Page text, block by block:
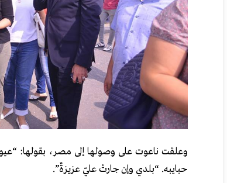
وعلقت ناعوت على وصولها إلى مصر، بقولها:
حبايبه. “بلدي وإن جارتْ عليّ عزيزةٌ”.